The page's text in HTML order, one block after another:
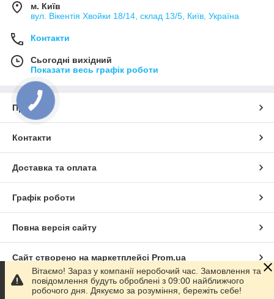
м. Київ
вул. Вікентія Хвойки 18/14, склад 13/5, Київ, Україна
Контакти
Сьогодні вихідний
Показати весь графік роботи
Про нас
Контакти
Доставка та оплата
Графік роботи
Повна версія сайту
Сайт створено на маркетплейсі Prom.ua
Політика конфіденційності
Вітаємо! Зараз у компанії неробочий час. Замовлення та
повідомлення будуть оброблені з 09:00 найближчого
робочого дня. Дякуємо за розуміння, бережіть себе!